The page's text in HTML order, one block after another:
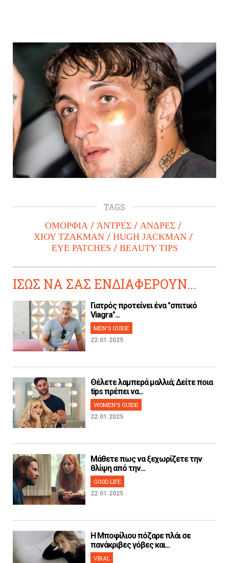
TAGS
ΟΜΟΡΦΙΑ ΆΝΤΡΕΣ
ΑΝΔΡΕΣ
ΧΙΟΥ ΤΖΑΚΜΑΝ
HUGH JACKMAN
EYE PATCHES
BEAUTY TIPS
ΙΣΩΣ ΝΑ ΣΑΣ ΕΝΔΙΑΦΕΡΟΥΝ...
Γιατρός προτείνει ένα "σπιτικό
Viagra"...
MEN'S GUIDE
22.01.2025
Θέλετε λαμπερά μαλλιά; Δείτε ποια
tips πρέπει να...
WOMEN'S GUIDE
22.01.2025
Μάθετε πως να ξεχωρίζετε την
θλίψη από την...
GOOD LIFE
22.01.2025
H Μποφίλιου πόζαρε πλάι σε
πανάκριβες γόβες και...
VIRAL